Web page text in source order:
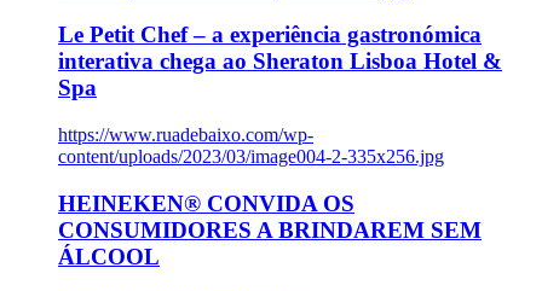
Le Petit Chef – a experiência gastronómica
interativa chega ao Sheraton Lisboa Hotel &
Spa
https://www.ruadebaixo.com/wp-
content/uploads/2023/03/image004-2-335x256.jpg
HEINEKEN® CONVIDA OS
CONSUMIDORES A BRINDAREM SEM
ÁLCOOL